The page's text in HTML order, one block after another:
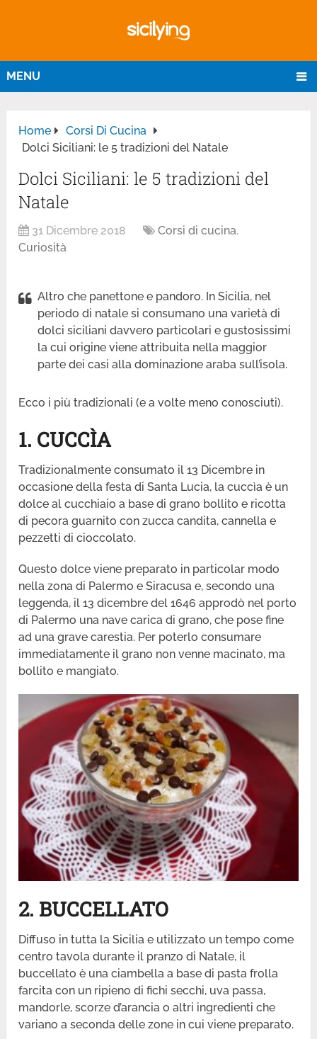
MENU
Home
Corsi Di Cucina
Dolci Siciliani: le 5 tradizioni del Natale
Dolci Siciliani: le 5 tradizioni del
Natale
31 Dicembre 2018 Corsi di cucina,
Curiosità
Altro che panettone e pandoro. In Sicilia, nel
periodo di natale si consumano una varietà di
dolci siciliani davvero particolari e gustosissimi
la cui origine viene attribuita nella maggior
parte dei casi alla dominazione araba sull’isola.
Ecco i più tradizionali (e a volte meno conosciuti).
1. CUCCÌA
Tradizionalmente consumato il 13 Dicembre in
occasione della festa di Santa Lucia, la cuccìa è un
dolce al cucchiaio a base di grano bollito e ricotta
di pecora guarnito con zucca candita, cannella e
pezzetti di cioccolato.
Questo dolce viene preparato in particolar modo
nella zona di Palermo e Siracusa e, secondo una
leggenda, il 13 dicembre del 1646 approdò nel porto
di Palermo una nave carica di grano, che pose fine
ad una grave carestia. Per poterlo consumare
immediatamente il grano non venne macinato, ma
bollito e mangiato.
2. BUCCELLATO
Diffuso in tutta la Sicilia e utilizzato un tempo come
centro tavola durante il pranzo di Natale, il
buccellato è una ciambella a base di pasta frolla
farcita con un ripieno di fichi secchi, uva passa,
mandorle, scorze d’arancia o altri ingredienti che
variano a seconda delle zone in cui viene preparato.